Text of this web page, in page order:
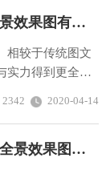
有何优势？
相较于传统图文
实力得到更全面
2020-04-14
2342
有何意义？